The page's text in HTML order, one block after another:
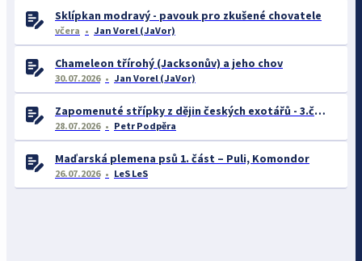
Sklípkan modravý - pavouk pro zkušené chovatele
včera Jan Vorel (JaVor)
Chameleon třírohý (Jacksonův) a jeho chov
30.07.2026 Jan Vorel (JaVor)
Zapomenuté střípky z dějin českých exotářů - 3.část
28.07.2026 Petr Podpěra
Maďarská plemena psů 1. část – Puli, Komondor
26.07.2026 LeS LeS